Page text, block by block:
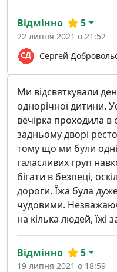
Сергей
Відмінно 5
22 липня 2021 о 21:52
Ми відсвяткували
однорічної дитини.
вечірка проходила
задньому дворі
тому що ми були
галасливих груп
бігати в безпеці,
дороги. Їжа була
чудовими.
на кілька людей, їжі
Відмінно 5
19 липня 2021 о 18:59